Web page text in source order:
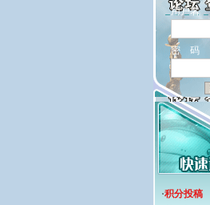
用户名
密 码
·积分投稿